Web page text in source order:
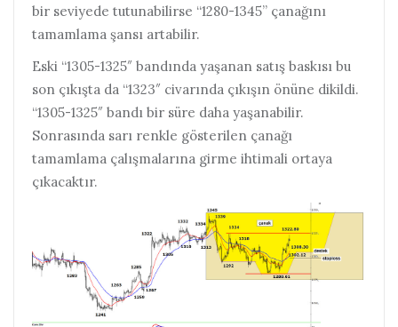
bir seviyede tutunabilirse “1280-1345” çanağını
tamamlama şansı artabilir.
Eski “1305-1325″ bandında yaşanan satış baskısı bu
son çıkışta da “1323″ civarında çıkışın önüne dikildi.
“1305-1325″ bandı bir süre daha yaşanabilir.
Sonrasında sarı renkle gösterilen çanağı
tamamlama çalışmalarına girme ihtimali ortaya
çıkacaktır.